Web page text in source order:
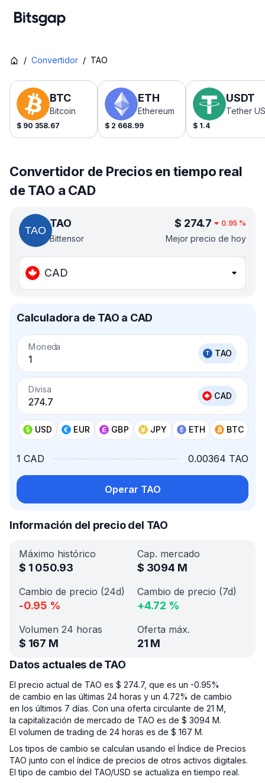
/ Convertidor / TAO
BTC
Bitcoin
$ 90 358.67
ETH
Ethereum
$ 2 668.99
USDT
Tether
$ 1.4
Convertidor de Precios en tiempo real
de TAO a CAD
TAO
Bittensor
$ 274.7 0.95 %
Mejor precio de hoy
CAD
Calculadora de TAO a CAD
Moneda
TAO
Divisa
CAD
USD EUR GBP JPY ETH BTC
1 CAD 0.00364 TAO
Operar TAO
Información del precio del TAO
Máximo histórico
$ 1 050.93
Cap. mercado
$ 3094 M
Cambio de precio (24d)
-0.95 %
Cambio de precio (7d)
+4.72 %
Volumen 24 horas
$ 167 M
Oferta máx.
21 M
Datos actuales de TAO
El precio actual de TAO es $ 274.7, que es un -0.95%
de cambio en las últimas 24 horas y un 4.72% de cambio
en los últimos 7 días. Con una oferta circulante de 21 M,
la capitalización de mercado de TAO es de $ 3094 M.
El volumen de trading de 24 horas es de $ 167 M.
Los tipos de cambio se calculan usando el Índice de Precios
TAO junto con el índice de precios de otros activos digitales.
El tipo de cambio del TAO/USD se actualiza en tiempo real.